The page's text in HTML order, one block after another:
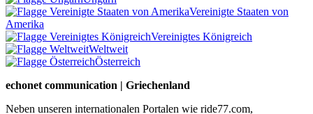
Vereinigte Staaten von
Amerika
Vereinigtes Königreich
Weltweit
Österreich
echonet communication | Griechenland
Neben unseren internationalen Portalen wie ride77.com,